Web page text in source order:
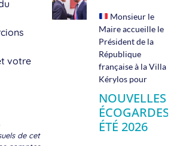
votre
de cet
Monsieur le
Maire accueille le
Président de la
République
française à la Villa
Kérylos pour
NOUVELLES
ÉCOGARDES
ÉTÉ 2026